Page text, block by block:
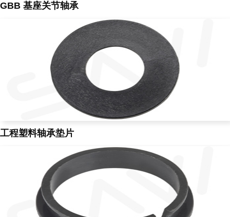
GBB 基座关节轴承
工程塑料轴承垫片